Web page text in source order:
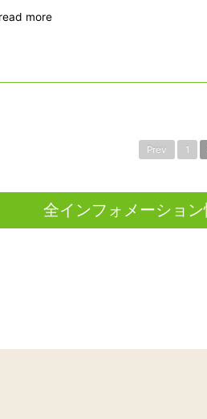
more
Prev 1
全インフォメーショ